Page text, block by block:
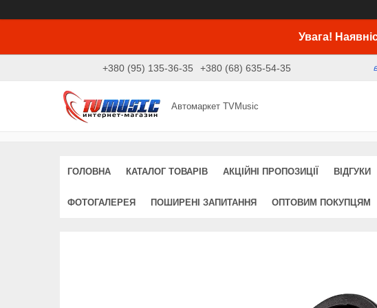
Увага!
+380 (95) 135-36-35 +380 (68) 635-54-35
Автомаркет TVMusic
ГОЛОВНА КАТАЛОГ ТОВАРІВ АКЦІЙНІ ПРОПОЗИЦІЇ ВІДГУКИ
ФОТОГАЛЕРЕЯ ПОШИРЕНІ ЗАПИТАННЯ ОПТОВИМ ПОКУПЦЯМ